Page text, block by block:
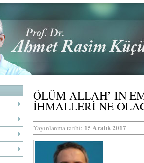
ÖLÜM ALLAH’ IN
İHMALLERİ NE
Yayınlanma tarihi: 15 Aralık 2017